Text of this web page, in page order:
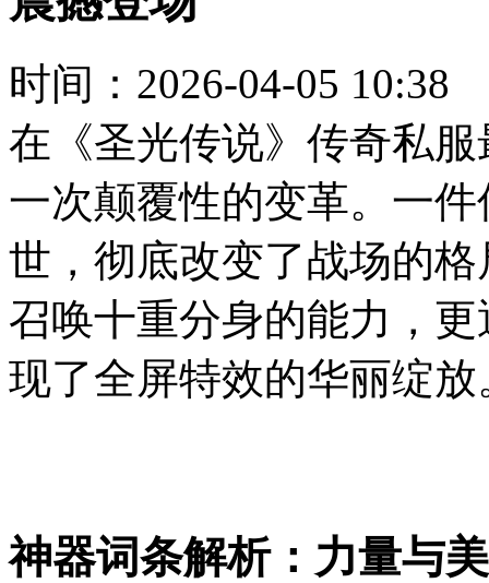
时间： 2026-04-05 10:38
在《圣光传说》传奇私
一次颠覆性的变革。一
世，彻底改变了战场的
召唤十重分身的能力，
现了全屏特效的华丽绽放
神器词条解析：力量与